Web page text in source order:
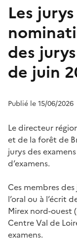
Les
des
de juin
Publié le 15/06/2026
Le directeur
et de la forêt de
jurys des
d’examens.
Ces membres
l’oral ou à l’écrit
Mirex nord-ouest
Centre Val de
examens.